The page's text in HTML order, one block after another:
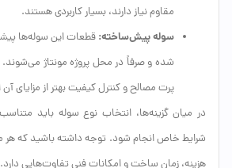
مقاوم نیاز دارند، بسیار کاربردی هستند.
سوله پیش‌ساخته: قطعات این سوله‌ها
شده و صرفاً در محل پروژه مونتاژ
پرت مصالح و کنترل کیفیت بهتر از مزایای
در میان گزینه‌ها، انتخاب نوع سوله باید متناسب
شرایط خاص انجام شود. توجه داشته باشید که هر
هزینه، زمان ساخت و امکانات فنی تفاوت‌هایی دارد.